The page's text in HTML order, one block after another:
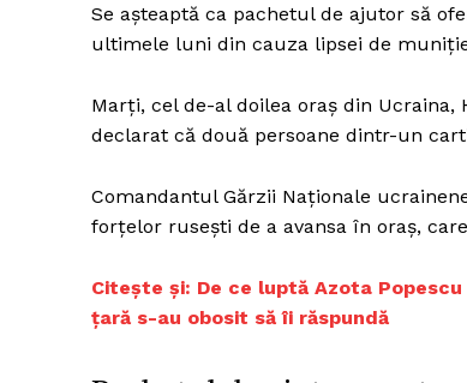
Se așteaptă ca pachetul de ajutor să
ultimele luni din cauza lipsei de
Marți, cel de-al doilea oraș din
declarat că două persoane dintr-un
Comandantul Gărzii Naționale
forțelor rusești de a avansa în oraș,
Citește și: De ce luptă Azota
țară s-au obosit să îi răspundă